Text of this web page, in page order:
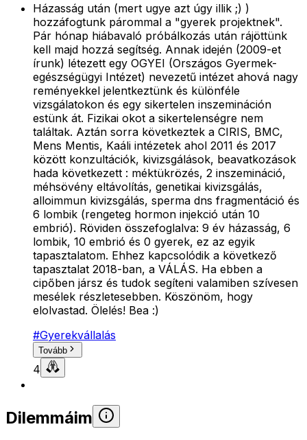
Házasság után (mert ugye azt úgy illik ;) )
hozzáfogtunk párommal a "gyerek projektnek".
Pár hónap hiábavaló próbálkozás után rájöttünk
kell majd hozzá segítség. Annak idején (2009-et
írunk) létezett egy OGYEI (Országos Gyermek-
egészségügyi Intézet) nevezetű intézet ahová nagy
reményekkel jelentkeztünk és különféle
vizsgálatokon és egy sikertelen inszemináción
estünk át. Fizikai okot a sikertelenségre nem
találtak. Aztán sorra következtek a CIRIS, BMC,
Mens Mentis, Kaáli intézetek ahol 2011 és 2017
között konzultációk, kivizsgálások, beavatkozások
hada következett : méktükrözés, 2 inszemináció,
méhsövény eltávolítás, genetikai kivizsgálás,
alloimmun kivizsgálás, sperma dns fragmentáció és
6 lombik (rengeteg hormon injekció után 10
embrió). Röviden összefoglalva: 9 év házasság, 6
lombik, 10 embrió és 0 gyerek, ez az egyik
tapasztalatom. Ehhez kapcsolódik a következő
tapasztalat 2018-ban, a VÁLÁS. Ha ebben a
cipőben jársz és tudok segíteni valamiben szívesen
mesélek részletesebben. Köszönöm, hogy
elolvastad. Ölelés! Bea :)
#Gyerekvállalás
Tovább
4
Dilemmáim